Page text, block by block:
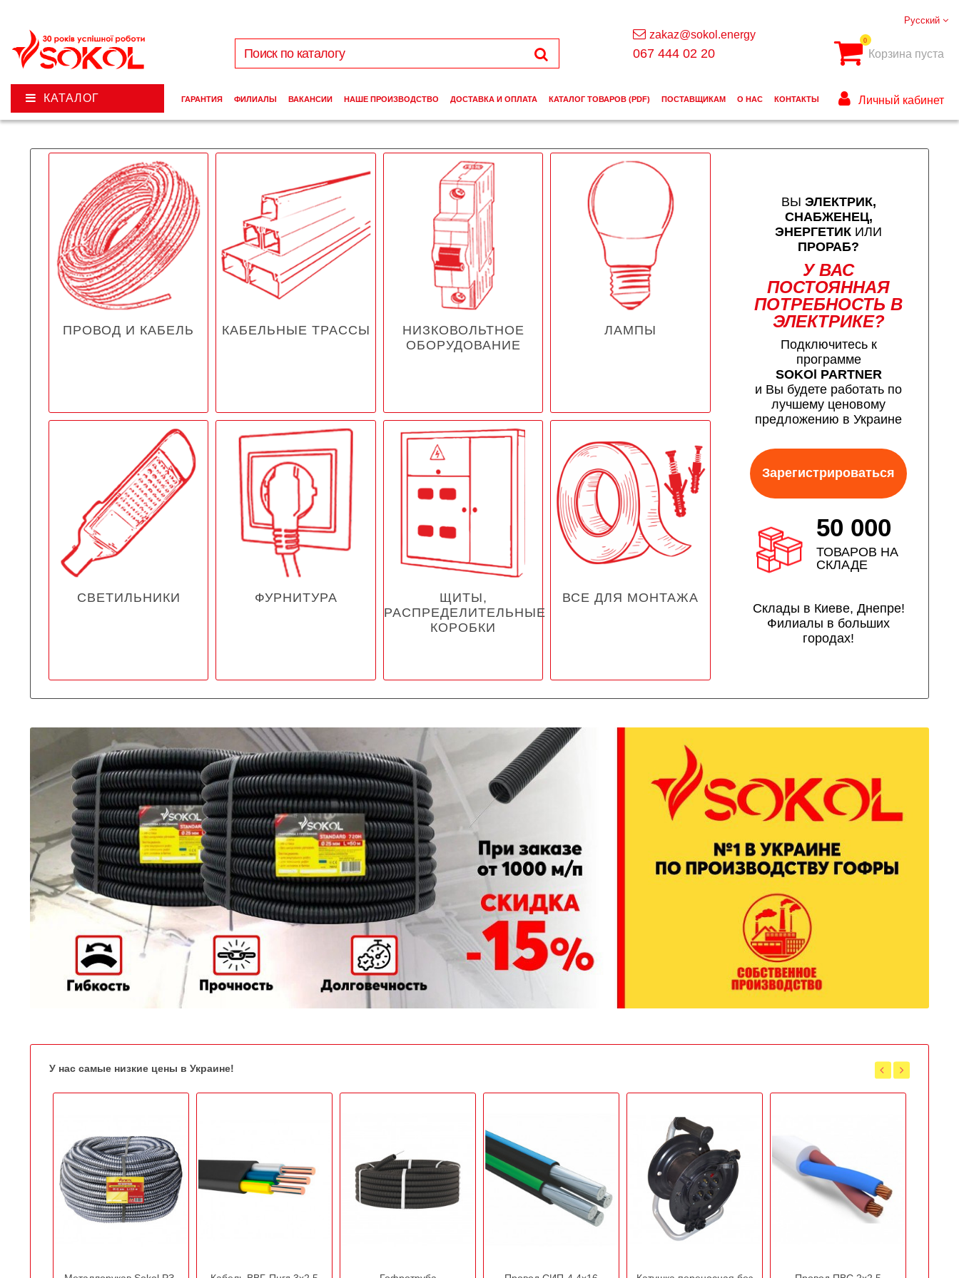
ПРОВОД И КАБЕЛЬ КАБЕЛЬНЫЕ ТРАССЫ
НИЗКОВОЛЬТНОЕ
ОБОРУДОВАНИЕ
ЛАМПЫ
СВЕТИЛЬНИКИ ФУРНИТУРА
ЩИТЫ,
РАСПРЕДЕЛИТЕЛЬНЫЕ
КОРОБКИ
ВСЕ ДЛЯ МОНТАЖА
ВЫ ЭЛЕКТРИК,
СНАБЖЕНЕЦ,
ЭНЕРГЕТИК ИЛИ
ПРОРАБ?
У ВАС
ПОСТОЯННАЯ
ПОТРЕБНОСТЬ В
ЭЛЕКТРИКЕ?
Подключитесь к
программе
SOKOl PARTNER
и Вы будете работать по
лучшему ценовому
предложению в Украине
Зарегистрироваться
50 000
ТОВАРОВ НА
СКЛАДЕ
Склады в Киеве, Днепре!
Филиалы в больших
городах!
У нас самые низкие цены в Украине!
Русский
zakaz@sokol.energy
067 444 02 20
0
Корзина пуста
КАТАЛОГ ГАРАНТИЯ ФИЛИАЛЫ ВАКАНСИИ НАШЕ ПРОИЗВОДСТВО ДОСТАВКА И ОПЛАТА КАТАЛОГ ТОВАРОВ (PDF) ПОСТАВЩИКАМ О НАС КОНТАКТЫ Личный кабинет